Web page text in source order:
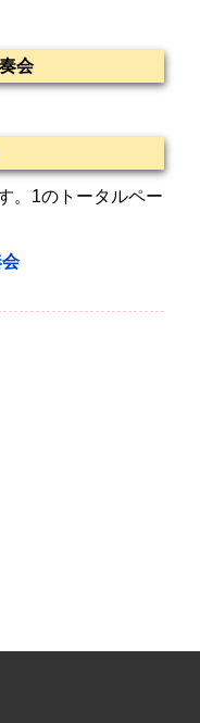
会
。1のトータルペー